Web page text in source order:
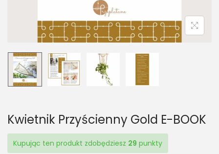
Kwietnik Przyścienny Gold E-BOOK
Kupując ten produkt zdobędziesz 29 punkty